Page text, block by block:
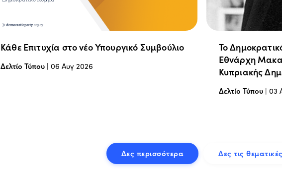
Κάθε Επιτυχία στο νέο Υπουργικό Συμβούλιο
Δελτίο Τύπου | 06 Αυγ 2026
Το
Εθνάρχη
Κυπριακής
Δελτίο Τύπου| 03
Δες περισσότερα Δες τις θεματικές